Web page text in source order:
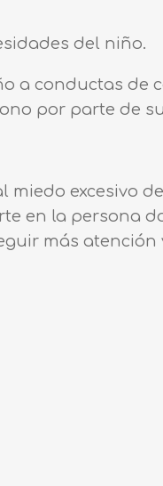
del niño.
a conductas de
por parte de
miedo excesivo
en la persona
más atención